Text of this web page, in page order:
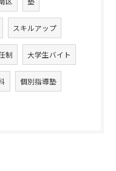
スキルアップ
制 大学生バイト
個別指導塾